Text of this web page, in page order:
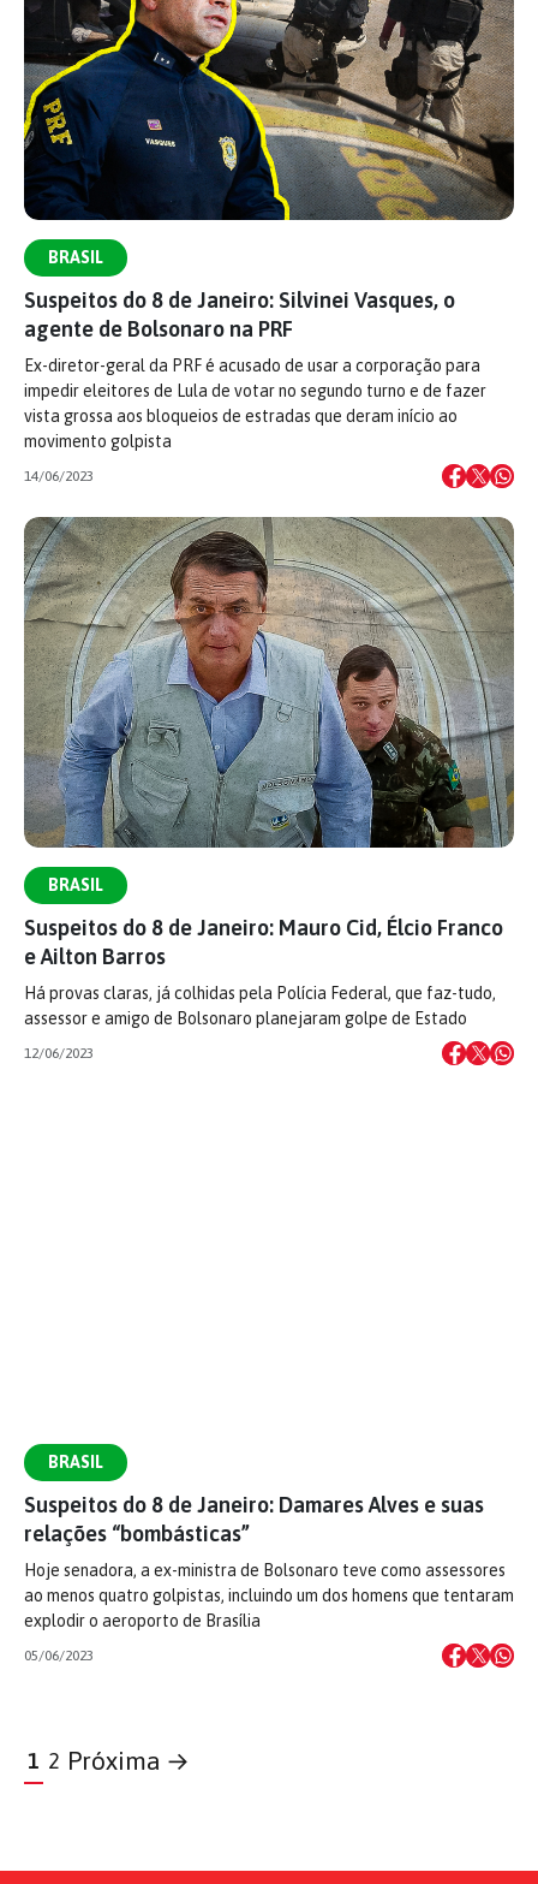
BRASIL
Suspeitos do 8 de Janeiro: Silvinei Vasques, o
agente de Bolsonaro na PRF
Ex-diretor-geral da PRF é acusado de usar a corporação para
impedir eleitores de Lula de votar no segundo turno e de fazer
vista grossa aos bloqueios de estradas que deram início ao
movimento golpista
14/06/2023
BRASIL
Suspeitos do 8 de Janeiro: Mauro Cid, Élcio Franco
e Ailton Barros
Há provas claras, já colhidas pela Polícia Federal, que faz-tudo,
assessor e amigo de Bolsonaro planejaram golpe de Estado
12/06/2023
BRASIL
Suspeitos do 8 de Janeiro: Damares Alves e suas
relações “bombásticas”
Hoje senadora, a ex-ministra de Bolsonaro teve como assessores
ao menos quatro golpistas, incluindo um dos homens que tentaram
explodir o aeroporto de Brasília
05/06/2023
1 2 Próxima →